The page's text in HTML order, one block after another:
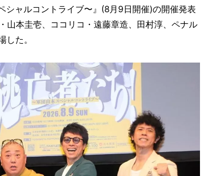
シャルコントライブ〜』(8月9日開催)の開催発表
山本圭壱、ココリコ・遠藤章造、田村淳、ペナル
した。